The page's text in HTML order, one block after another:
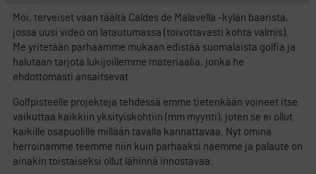
Moi, terveiset vaan täältä Caldes de Malavella -kylän baarista,
jossa uusi video on latautumassa (toivottavasti kohta valmis).
Me yritetään parhaamme mukaan edistää suomalaista golfia ja
halutaan tarjota lukijoillemme materiaalia, jonka he
ehdottomasti ansaitsevat.
Golfpisteelle projekteja tehdessä emme tietenkään voineet itse
vaikuttaa kaikkiin yksityiskohtiin (mm myynti), joten se ei ollut
kaikille osapuolille millään tavalla kannattavaa. Nyt omina
herroinamme teemme niin kuin parhaaksi näemme ja palaute on
ainakin toistaiseksi ollut lähinnä innostavaa.